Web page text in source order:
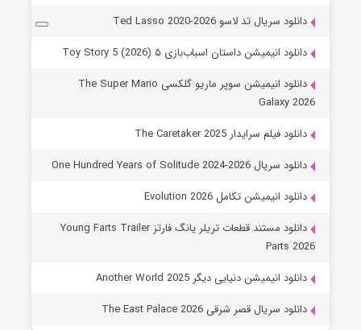
دانلود سریال تد لاسو Ted Lasso 2020-2026
دانلود انیمیشن داستان اسباب‌بازی ۵ Toy Story 5 (2026)
دانلود انیمیشن سوپر ماریو گلکسی The Super Mario
Galaxy 2026
دانلود فیلم سرایدار The Caretaker 2025
دانلود سریال One Hundred Years of Solitude 2024-2026
دانلود انیمیشن تکامل Evolution 2026
دانلود مستند قطعات تریلر یانگ فارتز Young Farts Trailer
Parts 2026
دانلود انیمیشن دنیایی دیگر Another World 2025
دانلود سریال قصر شرقی The East Palace 2026